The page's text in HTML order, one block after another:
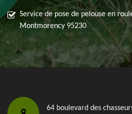
Service de pose de pelouse en
Montmorency 95230
64 boulevard des